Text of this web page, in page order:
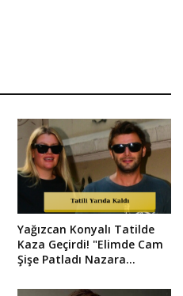
Yağızcan Konyalı Tatilde
Kaza Geçirdi! "Elimde Cam
Şişe Patladı Nazara